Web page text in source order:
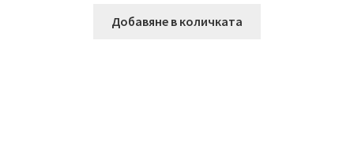
Добавяне в количката